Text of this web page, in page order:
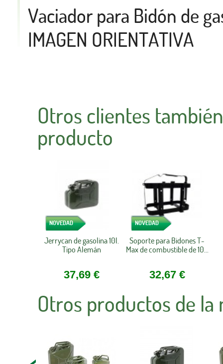
Vaciador para Bidón de
IMAGEN ORIENTATIVA
Otros clientes
producto
NOVEDAD
Jerrycan de gasolina 10l.
Tipo Alemán
37,69 €
NOVEDAD
Soporte para Bidones T-
Max de combustible de 10...
32,67 €
Otros productos de